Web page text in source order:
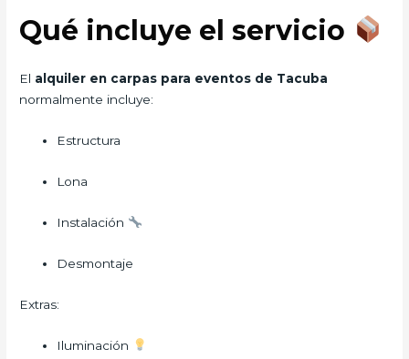
Qué incluye el servicio
El alquiler en carpas para eventos de Tacuba
normalmente incluye:
Estructura
Lona
Instalación
Desmontaje
Extras:
Iluminación